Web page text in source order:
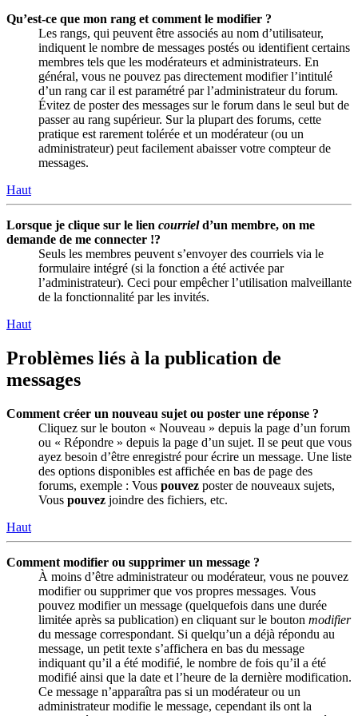
Qu’est-ce que mon rang et comment le modifier ?
Les rangs, qui peuvent être associés au nom d’utilisateur,
indiquent le nombre de messages postés ou identifient certains
membres tels que les modérateurs et administrateurs. En
général, vous ne pouvez pas directement modifier l’intitulé
d’un rang car il est paramétré par l’administrateur du forum.
Évitez de poster des messages sur le forum dans le seul but de
passer au rang supérieur. Sur la plupart des forums, cette
pratique est rarement tolérée et un modérateur (ou un
administrateur) peut facilement abaisser votre compteur de
messages.
Haut
Lorsque je clique sur le lien courrield’un membre, on me
demande de me connecter !?
Seuls les membres peuvent s’envoyer des courriels via le
formulaire intégré (si la fonction a été activée par
l’administrateur). Ceci pour empêcher l’utilisation malveillante
de la fonctionnalité par les invités.
Haut
Problèmes liés à la publication de
messages
Comment créer un nouveau sujet ou poster une réponse ?
Cliquez sur le bouton « Nouveau » depuis la page d’un forum
ou « Répondre » depuis la page d’un sujet. Il se peut que vous
ayez besoin d’être enregistré pour écrire un message. Une liste
des options disponibles est affichée en bas de page des
forums, exemple : Vous pouvez poster de nouveaux sujets,
Vous pouvez joindre des fichiers, etc.
Haut
Comment modifier ou supprimer un message ?
À moins d’être administrateur ou modérateur, vous ne pouvez
modifier ou supprimer que vos propres messages. Vous
pouvez modifier un message (quelquefois dans une durée
limitée après sa publication) en cliquant sur le bouton modifier
du message correspondant. Si quelqu’un a déjà répondu au
message, un petit texte s’affichera en bas du message
indiquant qu’il a été modifié, le nombre de fois qu’il a été
modifié ainsi que la date et l’heure de la dernière modification.
Ce message n’apparaîtra pas si un modérateur ou un
administrateur modifie le message, cependant ils ont la